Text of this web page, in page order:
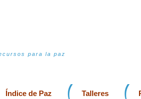
para la paz
Índice de Paz Talleres